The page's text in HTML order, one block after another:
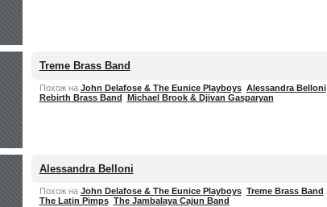
Treme Brass Band
Похож на John Delafose & The Eunice Playboys Alessandra Belloni
Rebirth Brass Band Michael Brook & Djivan Gasparyan
Alessandra Belloni
Похож на John Delafose & The Eunice Playboys Treme Brass Band
The Latin Pimps The Jambalaya Cajun Band